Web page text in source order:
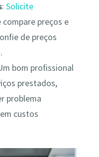
:Solicite
preços e
de preços
bom profissional
prestados,
problema
custos